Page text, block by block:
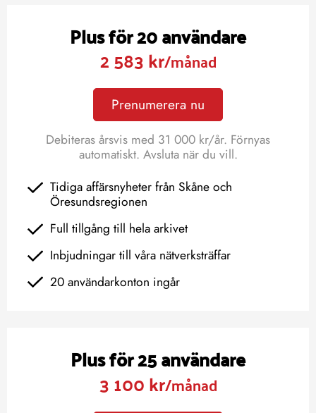
Plus för 20 användare
2 583 kr/månad
Prenumerera nu
Debiteras årsvis med 31 000 kr/år. Förnyas
automatiskt. Avsluta när du vill.
Tidiga affärsnyheter från Skåne och
Öresundsregionen
Full tillgång till hela arkivet
Inbjudningar till våra nätverksträffar
20 användarkonton ingår
Plus för 25 användare
3 100 kr/månad